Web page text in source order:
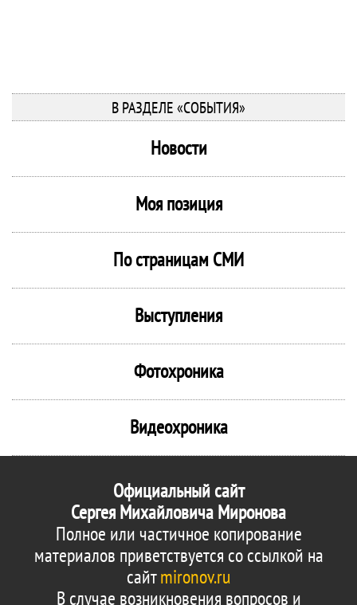
В РАЗДЕЛЕ «СОБЫТИЯ»
Новости
Моя позиция
По страницам СМИ
Выступления
Фотохроника
Видеохроника
Официальный сайт
Сергея Михайловича Миронова
Полное или частичное копирование
материалов приветствуется со ссылкой на
сайтmironov.ru
В случае возникновения вопросов и